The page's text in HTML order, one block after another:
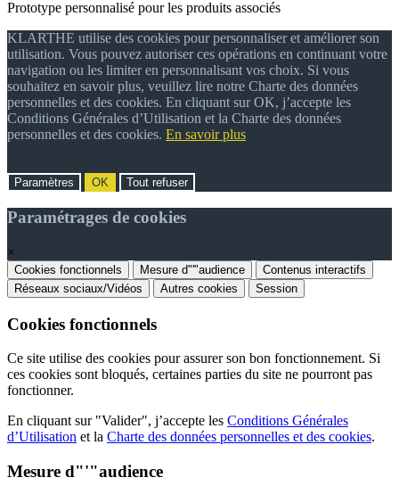
Prototype personnalisé pour les produits associés
KLARTHE utilise des cookies pour personnaliser et améliorer son
utilisation. Vous pouvez autoriser ces opérations en continuant votre
navigation ou les limiter en personnalisant vos choix. Si vous
souhaitez en savoir plus, veuillez lire notre Charte des données
personnelles et des cookies. En cliquant sur OK, j’accepte les
Conditions Générales d’Utilisation et la Charte des données
personnelles et des cookies. En savoir plus
Paramètres OK Tout refuser
Paramétrages de cookies
×
Cookies fonctionnels Mesure d"'"audience
Contenus interactifs
Réseaux sociaux/Vidéos
Autres cookies Session
Cookies fonctionnels
Ce site utilise des cookies pour assurer son bon fonctionnement. Si
ces cookies sont bloqués, certaines parties du site ne pourront pas
fonctionner.
En cliquant sur "Valider", j’accepte les Conditions Générales
d’Utilisation et la Charte des données personnelles et des cookies.
Mesure d"'"audience